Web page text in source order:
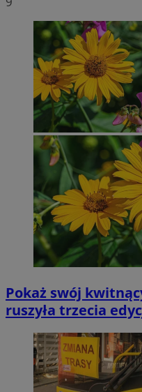
Pokaż swój
ruszyła trzecia